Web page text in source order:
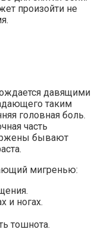
произойти не
давящими
таким
головная боль.
часть
бывают
мигренью:
и ногах.
тошнота.